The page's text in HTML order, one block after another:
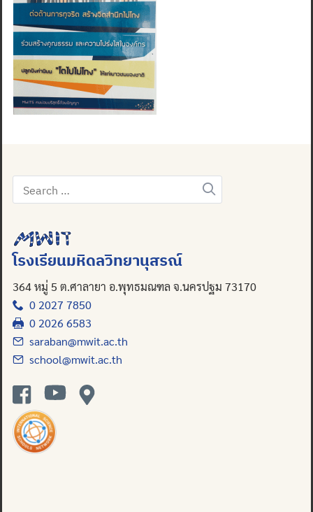
Search
for:
โรงเรียนมหิดลวิทยานุสรณ์
364 หมู่ 5 ต.ศาลายา อ.พุทธมณฑล จ.นครปฐม 73170
0 2027 7850
0 2026 6583
saraban@mwit.ac.th
school@mwit.ac.th